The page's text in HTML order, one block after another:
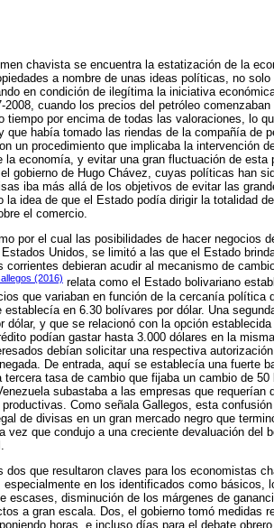
chavista se encuentra la estatización de la
a nombre de unas ideas políticas, no
en condición de ilegítima la iniciativa
cuando los precios del petróleo
tiempo por encima de todas las valoraciones, lo
que había tomado las riendas de la compañía de
un procedimiento que implicaba la intervención
economía, y evitar una gran fluctuación de esta
gobierno de Hugo Chávez, cuyas políticas han
iba más allá de los objetivos de evitar las
idea de que el Estado podía dirigir la totalidad
el comercio.
por el cual las posibilidades de hacer negocios
Unidos, se limitó a las que el Estado
debieran acudir al mecanismo de
(2016) relata como el Estado bolivariano
que variaban en función de la cercanía política
en 6.30 bolívares por dólar. Una
y que se relacionó con la opción
podían gastar hasta 3.000 dólares en la
debían solicitar una respectiva
De entrada, aquí se establecía una fuerte
tasa de cambio que fijaba un cambio de
subastaba a las empresas que requerían
Como señala Gallegos, esta
de divisas en un gran mercado negro que
que condujo a una creciente devaluación del
dos que resultaron claves para los economistas
en los identificados como básicos,
escases, disminución de los márgenes de
a gran escala. Dos, el gobierno tomó medidas
horas, e incluso días para el debate